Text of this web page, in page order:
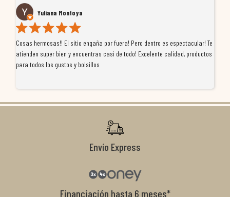
Yuliana Montoya
Cosas hermosas!! El sitio engaña por fuera! Pero dentro es espectacular! Te
atienden super bien y encuentras casi de todo! Excelente calidad, productos
para todos los gustos y bolsillos
Envío Express
Financiación hasta 6 meses*